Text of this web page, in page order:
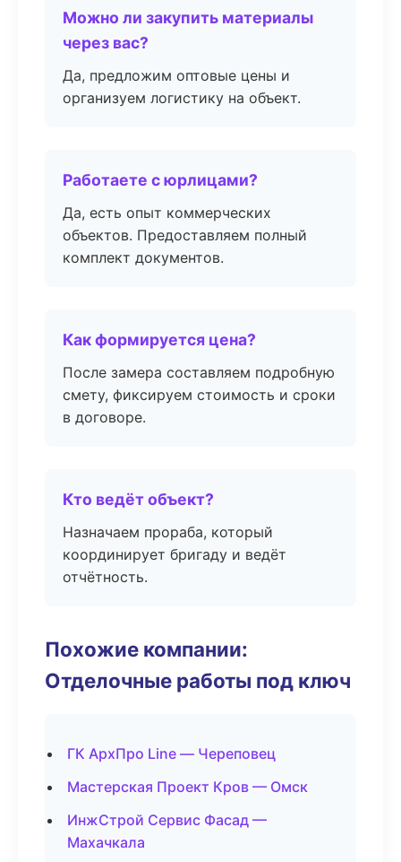
Можно ли закупить материалы
через вас?
Да, предложим оптовые цены и
организуем логистику на объект.
Работаете с юрлицами?
Да, есть опыт коммерческих
объектов. Предоставляем полный
комплект документов.
Как формируется цена?
После замера составляем подробную
смету, фиксируем стоимость и сроки
в договоре.
Кто ведёт объект?
Назначаем прораба, который
координирует бригаду и ведёт
отчётность.
Похожие компании:
Отделочные работы под ключ
ГК АрхПро Line — Череповец
Мастерская Проект Кров — Омск
ИнжСтрой Сервис Фасад —
Махачкала